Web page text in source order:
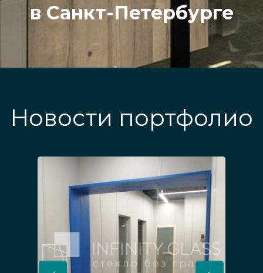
в Санкт-Петербурге
Новости портфолио